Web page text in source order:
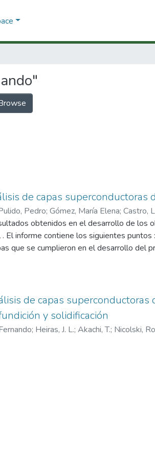
de capas superconductoras
Pedro; Gómez, María Elena; Castro,
obtenidos en el desarrollo de los
El informe contiene los siguientes
que se cumplieron en el desarrollo del
los logros alcanzados a través de
e instituciones a través de convenios y
y como último se presenta las
presentadas a lo largo de la
de capas
y solidificación
; Heiras, J. L.; Akachi, T.; Nicolski,